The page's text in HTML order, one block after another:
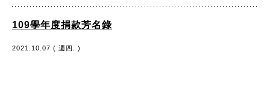
109學年度捐款芳名錄
2021.10.07 ( 週四. )